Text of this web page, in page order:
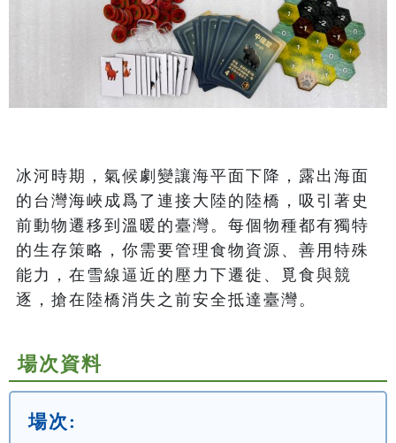
冰河時期，氣候劇變讓海平面下降，露出海面
的台灣海峽成爲了連接大陸的陸橋，吸引著史
前動物遷移到溫暖的臺灣。每個物種都有獨特
的生存策略，你需要管理食物資源、善用特殊
能力，在雪線逼近的壓力下遷徙、覓食與競
逐，搶在陸橋消失之前安全抵達臺灣。
場次資料
場次: